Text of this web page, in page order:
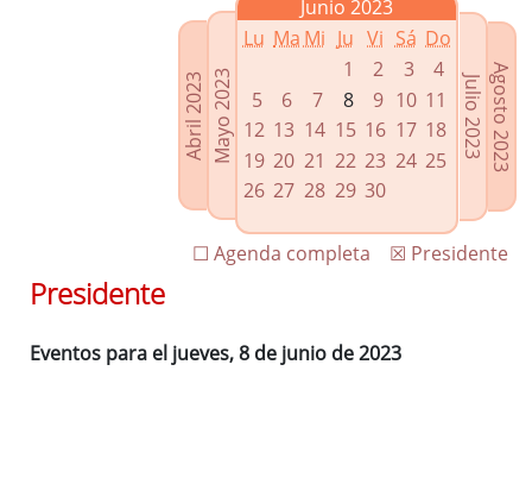
Enlaces relacionados
Agenda de Presidencia
Plenos provinciales y Juntas de gobierno
Oficina de Proyectos Europeos
Abril 2023Mayo 2023
Junio 2023
Lu Ma Mi Ju Vi Sá Do
1
2 3
4
5
6 7 8 9 10 11
12 13 14 15 16 17 18
19 20 21 22 23 24 25
26 27 28 29 30
Agosto 2023
Julio 2023
☒ Presidente
☐ Agenda completa
Presidente
Eventos para el jueves, 8 de junio de 2023